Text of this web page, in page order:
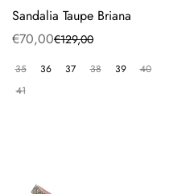
Sandalia Taupe Briana
Precio
de
€70,00
Precio
regular
€129,00
35 36 37 38 39
40
41